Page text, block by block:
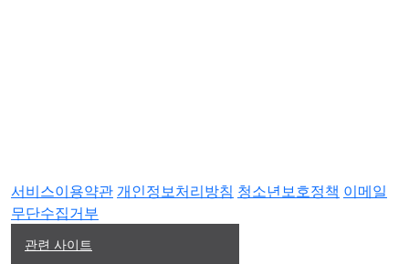
서비스이용약관 개인정보처리방침 청소년보호정책 이메일
무단수집거부
관련 사이트